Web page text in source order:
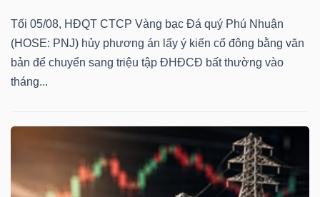
Tối 05/08, HĐQT CTCP Vàng bạc Đá quý Phú Nhuận
(HOSE: PNJ) hủy phương án lấy ý kiến cổ đông bằng văn
bản để chuyển sang triệu tập ĐHĐCĐ bất thường vào
tháng...
Tất cả Người nội bộ Người liên quan Cổ đông lớn
Tin
tức
của